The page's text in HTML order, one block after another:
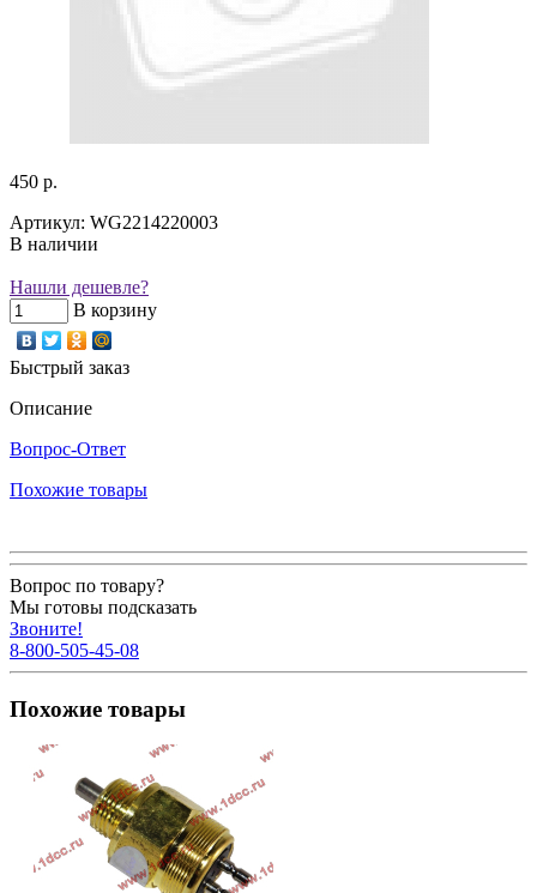
450 р.
Артикул: WG2214220003
В наличии
Нашли дешевле?
В корзину
Быстрый заказ
Описание
Вопрос-Ответ
Похожие товары
Вопрос по товару?
Мы готовы подсказать
Звоните!
8-800-505-45-08
Похожие товары